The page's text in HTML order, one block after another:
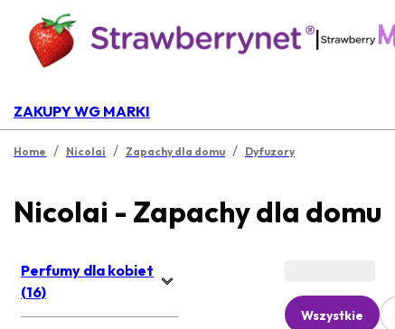
|
ZAKUPY WG MARKI
Home / Nicolai / Zapachy dla domu / Dyfuzory
Nicolai - Zapachy dla domu
Perfumy dla kobiet
(16)
Wszystkie